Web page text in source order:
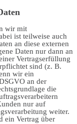
wir mit
ist teilweise auch
an diese externen
Daten nur dann an
Vertragserfüllung
sind (z. B.
wir ein
an der
die
nur auf
weiter.
ein Vertrag über